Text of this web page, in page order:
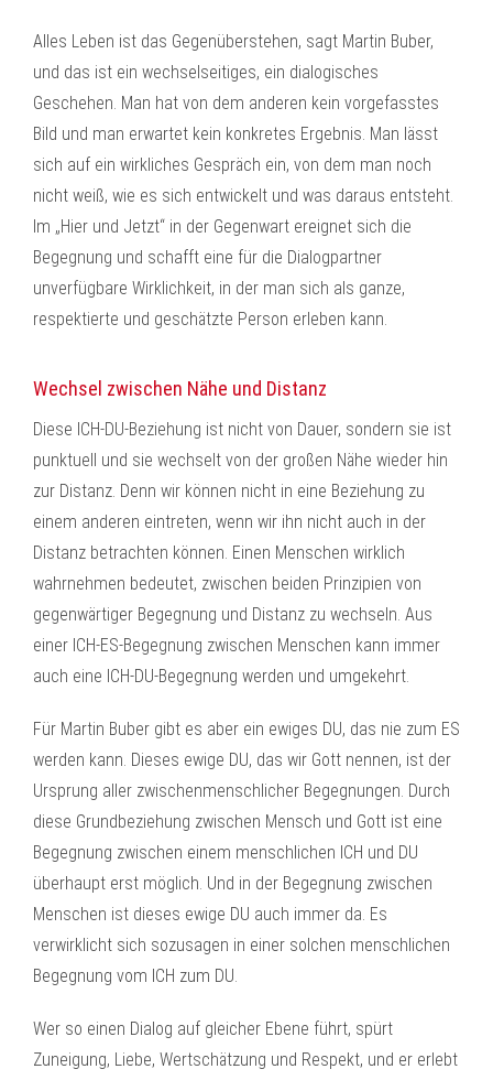
Alles Leben ist das Gegenüberstehen, sagt Martin Buber,
und das ist ein wechselseitiges, ein dialogisches
Geschehen. Man hat von dem anderen kein vorgefasstes
Bild und man erwartet kein konkretes Ergebnis. Man lässt
sich auf ein wirkliches Gespräch ein, von dem man noch
nicht weiß, wie es sich entwickelt und was daraus entsteht.
Im „Hier und Jetzt“ in der Gegenwart ereignet sich die
Begegnung und schafft eine für die Dialogpartner
unverfügbare Wirklichkeit, in der man sich als ganze,
respektierte und geschätzte Person erleben kann.
Wechsel zwischen Nähe und Distanz
Diese ICH-DU-Beziehung ist nicht von Dauer, sondern sie ist
punktuell und sie wechselt von der großen Nähe wieder hin
zur Distanz. Denn wir können nicht in eine Beziehung zu
einem anderen eintreten, wenn wir ihn nicht auch in der
Distanz betrachten können. Einen Menschen wirklich
wahrnehmen bedeutet, zwischen beiden Prinzipien von
gegenwärtiger Begegnung und Distanz zu wechseln. Aus
einer ICH-ES-Begegnung zwischen Menschen kann immer
auch eine ICH-DU-Begegnung werden und umgekehrt.
Für Martin Buber gibt es aber ein ewiges DU, das nie zum ES
werden kann. Dieses ewige DU, das wir Gott nennen, ist der
Ursprung aller zwischenmenschlicher Begegnungen. Durch
diese Grundbeziehung zwischen Mensch und Gott ist eine
Begegnung zwischen einem menschlichen ICH und DU
überhaupt erst möglich. Und in der Begegnung zwischen
Menschen ist dieses ewige DU auch immer da. Es
verwirklicht sich sozusagen in einer solchen menschlichen
Begegnung vom ICH zum DU.
Wer so einen Dialog auf gleicher Ebene führt, spürt
Zuneigung, Liebe, Wertschätzung und Respekt, und er erlebt